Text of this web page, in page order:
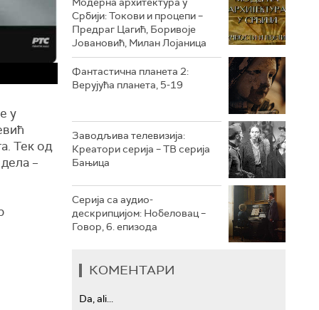
у
Тек од
–
РТС ТРЕЗОР
РТС МУЗИКА
РТС ПОЛЕТАРАЦ
Србији: Токови и процепи –
Предраг Цагић, Боривоје
Јовановић, Милан Лојаница
Фантастична планета 2:
Верујућа планета, 5-19
Заводљива телевизија:
Креатори серија – ТВ серија
Бањица
Серија са аудио-
дескрипцијом: Нобеловац –
Говор, 6. епизода
КОМЕНТАРИ
Da, ali...